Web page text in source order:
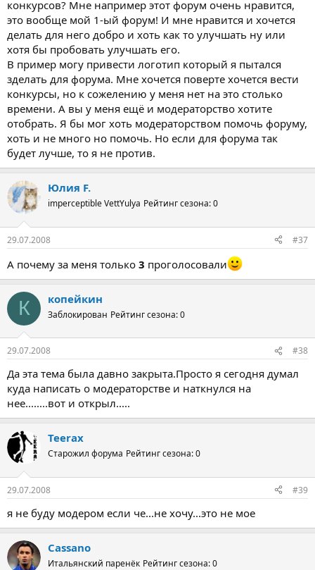
конкурсов? Мне например этот форум очень нравится,
это вообще мой 1-ый форум! И мне нравится и хочется
делать для него добро и хоть как то улучшать ну или
хотя бы пробовать улучшать его.
В пример могу привести логотип который я пытался
зделать для форума. Мне хочется поверте хочется вести
конкурсы, но к сожелению у меня нет на это столько
времени. А вы у меня ещё и модераторство хотите
отобрать. Я бы мог хоть модераторством помочь форуму,
хоть и не много но помочь. Но если для форума так
будет лучше, то я не против.
Юлия F.
imperceptible VettYulya Рейтинг сезона: 0
29.07.2008 #37
А почему за меня только 3 проголосовали
К копейкин
Заблокирован Рейтинг сезона: 0
29.07.2008 #38
Да эта тема была давно закрыта.Просто я сегодня думал
куда написать о модераторстве и наткнулся на
нее........вот и открыл.....
Teerax
Старожил форума Рейтинг сезона: 0
29.07.2008 #39
я не буду модером если че...не хочу...это не мое
Cassano
Итальянский паренёк Рейтинг сезона: 0